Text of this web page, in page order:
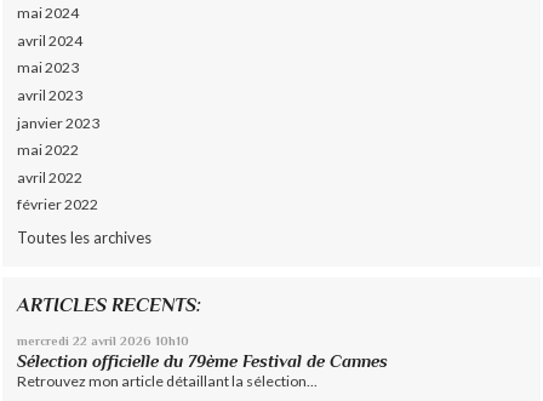
mai 2024
avril 2024
mai 2023
avril 2023
janvier 2023
mai 2022
avril 2022
février 2022
Toutes les archives
ARTICLES RECENTS:
mercredi 22 avril 2026 10h10
Sélection officielle du 79ème Festival de Cannes
Retrouvez mon article détaillant la sélection...